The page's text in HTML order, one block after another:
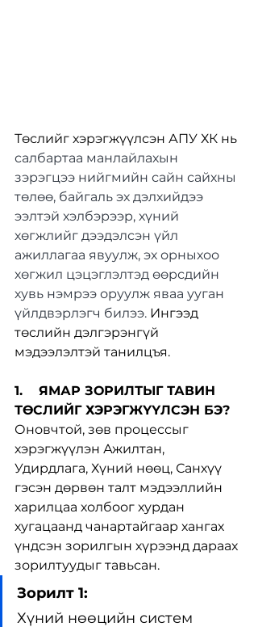
Төслийг хэрэгжүүлсэн АПУ ХК нь
салбартаа манлайлахын
зэрэгцээ нийгмийн сайн сайхны
төлөө, байгаль эх дэлхийдээ
ээлтэй хэлбэрээр, хүний
хөгжлийг дээдэлсэн үйл
ажиллагаа явуулж, эх орныхоо
хөгжил цэцэглэлтэд өөрсдийн
хувь нэмрээ оруулж яваа ууган
үйлдвэрлэгч билээ. Ингээд
төслийн дэлгэрэнгүй
мэдээлэлтэй танилцъя.
1.    ЯМАР ЗОРИЛТЫГ ТАВИН
ТӨСЛИЙГ ХЭРЭГЖҮҮЛСЭН БЭ?
Оновчтой, зөв процессыг
хэрэгжүүлэн Ажилтан,
Удирдлага, Хүний нөөц, Санхүү
гэсэн дөрвөн талт мэдээллийн
харилцаа холбоог хурдан
хугацаанд чанартайгаар хангах
үндсэн зорилгын хүрээнд дараах
зорилтуудыг тавьсан.
Зорилт 1:
Хүний нөөцийн систем